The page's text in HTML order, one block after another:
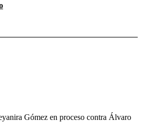
Gómez en proceso contra Álvaro